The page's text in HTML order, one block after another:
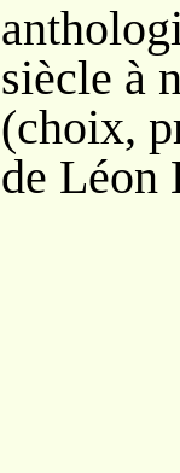
siècle à
(choix,
de Léon